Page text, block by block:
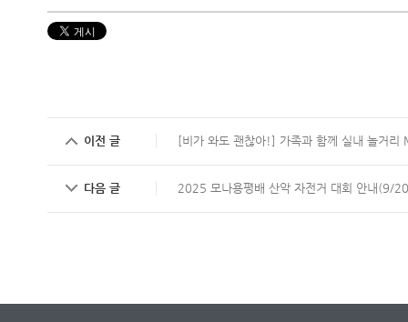
이전 글 [비가 와도 괜찮아!] 가족과 함께 실내 놀거리
다음 글 2025 모나용평배 산악 자전거 대회 안내(9/